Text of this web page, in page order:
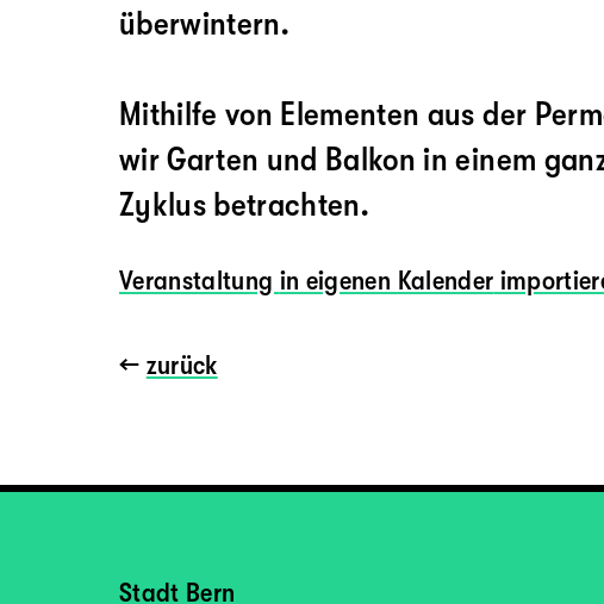
überwintern.
Mithilfe von Elementen aus der
wir Garten und Balkon in einem
Zyklus betrachten.
Veranstaltung in eigenen Kalender
← zurück
Stadt Bern